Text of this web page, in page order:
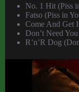
No. 1 Hit (Piss
Fatso (Piss in
Come And Get
Don’t Need
R’n’R Dog